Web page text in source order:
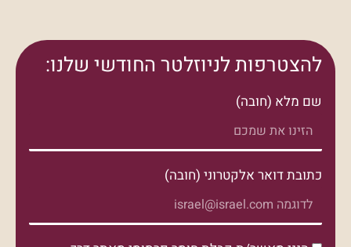
להצטרפות לניוזלטר החודשי שלנו:
שם מלא (חובה)
כתובת דואר אלקטרוני (חובה)